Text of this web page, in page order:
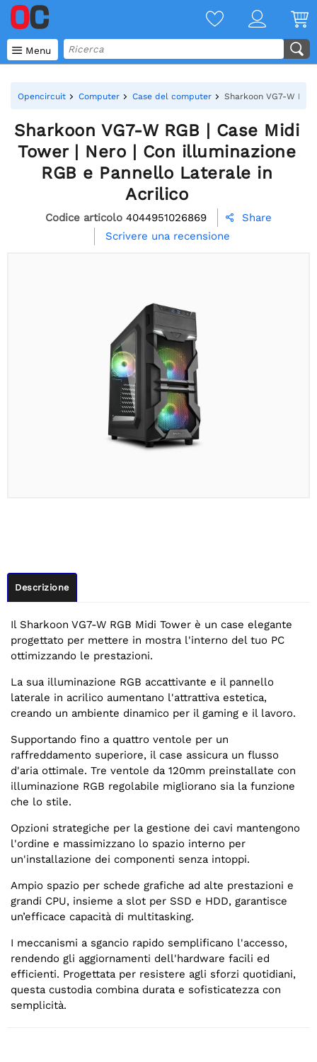
 Menu
Opencircuit Computer Case del computer Sharkoon VG7-W
Sharkoon VG7-W RGB | Case Midi
Tower | Nero | Con illuminazione
RGB e Pannello Laterale in
Acrilico
Codice articolo 4044951026869 
Share
Scrivere una recensione
Descrizione
Il Sharkoon VG7-W RGB Midi Tower è un case elegante
progettato per mettere in mostra l'interno del tuo PC
ottimizzando le prestazioni.
La sua illuminazione RGB accattivante e il pannello
laterale in acrilico aumentano l'attrattiva estetica,
creando un ambiente dinamico per il gaming e il lavoro.
Supportando fino a quattro ventole per un
raffreddamento superiore, il case assicura un flusso
d'aria ottimale. Tre ventole da 120mm preinstallate con
illuminazione RGB regolabile migliorano sia la funzione
che lo stile.
Opzioni strategiche per la gestione dei cavi mantengono
l'ordine e massimizzano lo spazio interno per
un'installazione dei componenti senza intoppi.
Ampio spazio per schede grafiche ad alte prestazioni e
grandi CPU, insieme a slot per SSD e HDD, garantisce
un’efficace capacità di multitasking.
I meccanismi a sgancio rapido semplificano l'accesso,
rendendo gli aggiornamenti dell'hardware facili ed
efficienti. Progettata per resistere agli sforzi quotidiani,
questa custodia combina durata e sofisticatezza con
semplicità.